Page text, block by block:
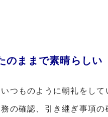
のままで素晴らしい
つものように朝礼をし
の確認、引き継ぎ事項